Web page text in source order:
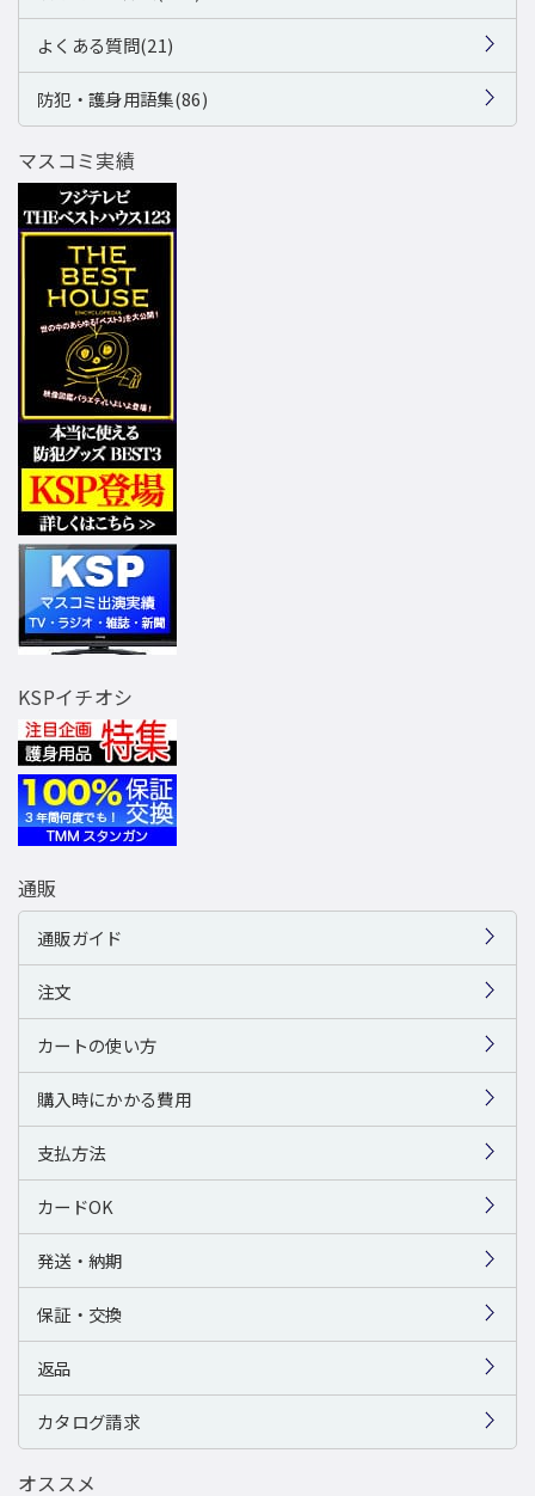
よくある質問(21)
防犯・護身用語集(86)
マスコミ実績
KSPイチオシ
通販
通販ガイド
注文
カートの使い方
購入時にかかる費用
支払方法
カードOK
発送・納期
保証・交換
返品
カタログ請求
オススメ